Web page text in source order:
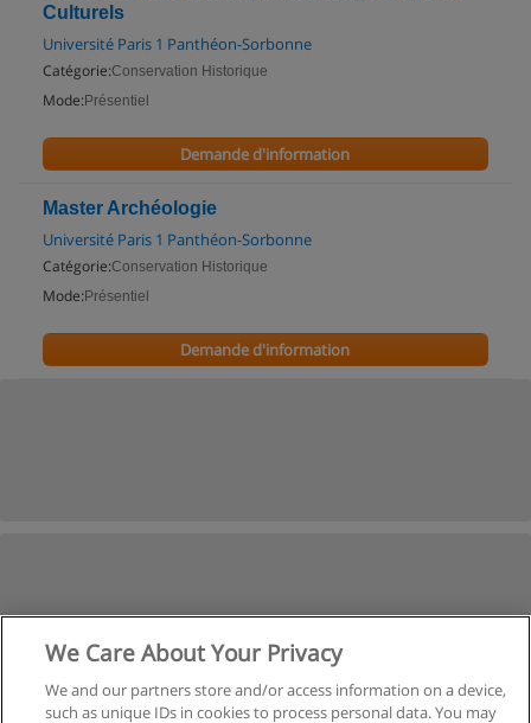
Culturels
Université Paris 1 Panthéon-Sorbonne
Catégorie:Conservation Historique
Mode: Présentiel
Demande d'information
Master Archéologie
Université Paris 1 Panthéon-Sorbonne
Catégorie:Conservation Historique
Mode: Présentiel
Demande d'information
We Care About Your Privacy
We and our partners store and/or access information on a device,
such as unique IDs in cookies to process personal data. You may